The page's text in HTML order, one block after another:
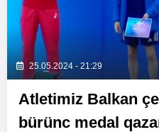
25.05.2024 - 21:29
Atletimiz Balkan
bürünc medal